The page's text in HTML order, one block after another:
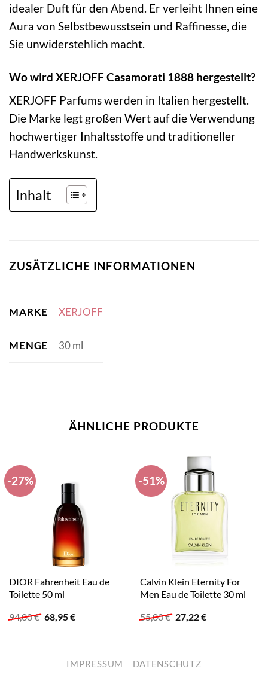
idealer Duft für den Abend. Er verleiht Ihnen eine
Aura von Selbstbewusstsein und Raffinesse, die
Sie unwiderstehlich macht.
Wo wird XERJOFF Casamorati 1888 hergestellt?
XERJOFF Parfums werden in Italien hergestellt.
Die Marke legt großen Wert auf die Verwendung
hochwertiger Inhaltsstoffe und traditioneller
Handwerkskunst.
Inhalt
ZUSÄTZLICHE INFORMATIONEN
MARKE XERJOFF
MENGE 30 ml
ÄHNLICHE PRODUKTE
-27%
DIOR Fahrenheit Eau de
Toilette 50 ml
94,00€ Ursprünglicher
Preis
68,95€Aktueller
-51%
Calvin Klein Eternity For
Men Eau de Toilette 30 ml
55,00€ Ursprünglicher
Preis
27,22€Aktueller
IMPRESSUM DATENSCHUTZ